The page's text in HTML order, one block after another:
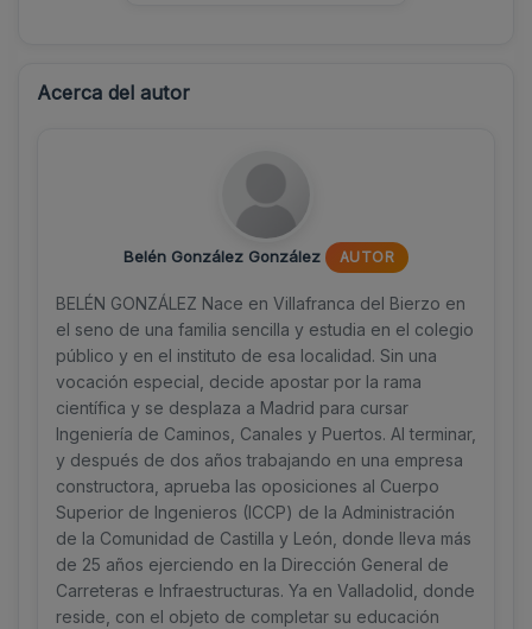
Acerca del autor
Belén González González AUTOR
BELÉN GONZÁLEZ Nace en Villafranca del Bierzo en
el seno de una familia sencilla y estudia en el colegio
público y en el instituto de esa localidad. Sin una
vocación especial, decide apostar por la rama
científica y se desplaza a Madrid para cursar
Ingeniería de Caminos, Canales y Puertos. Al terminar,
y después de dos años trabajando en una empresa
constructora, aprueba las oposiciones al Cuerpo
Superior de Ingenieros (ICCP) de la Administración
de la Comunidad de Castilla y León, donde lleva más
de 25 años ejerciendo en la Dirección General de
Carreteras e Infraestructuras. Ya en Valladolid, donde
reside, con el objeto de completar su educación